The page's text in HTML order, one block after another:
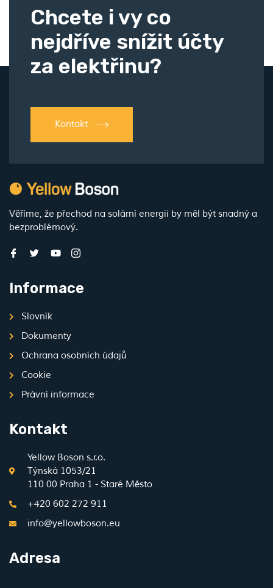
Chcete i vy co
nejdříve snížit účty
za elektřinu?
Kontakt
Věříme, že přechod na solární energii by měl být snadný a
bezproblémový.
Informace
Slovník
Dokumenty
Ochrana osobních údajů
Cookie
Právní informace
Kontakt
Yellow Boson s.r.o.
Týnská 1053/21
110 00 Praha 1 - Staré Město
+420 602 272 911
info@yellowboson.eu
Adresa